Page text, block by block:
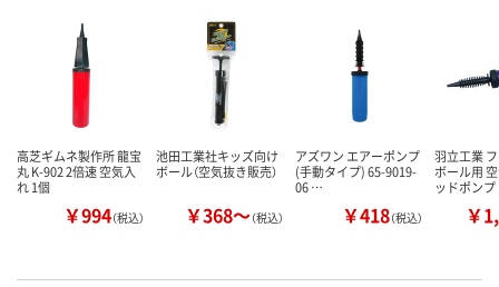
高芝ギムネ製作所 龍宝
丸 K-902 2倍速 空気入
れ 1個
￥994（税込）
池田工業社キッズ向け
ボール（空気抜き販売）
￥368～（税込）
アズワン エアーポンプ
(手動タイプ) 65-9019-
06 …
￥418（税込）
羽立工業
ボール用
ッドポン
￥